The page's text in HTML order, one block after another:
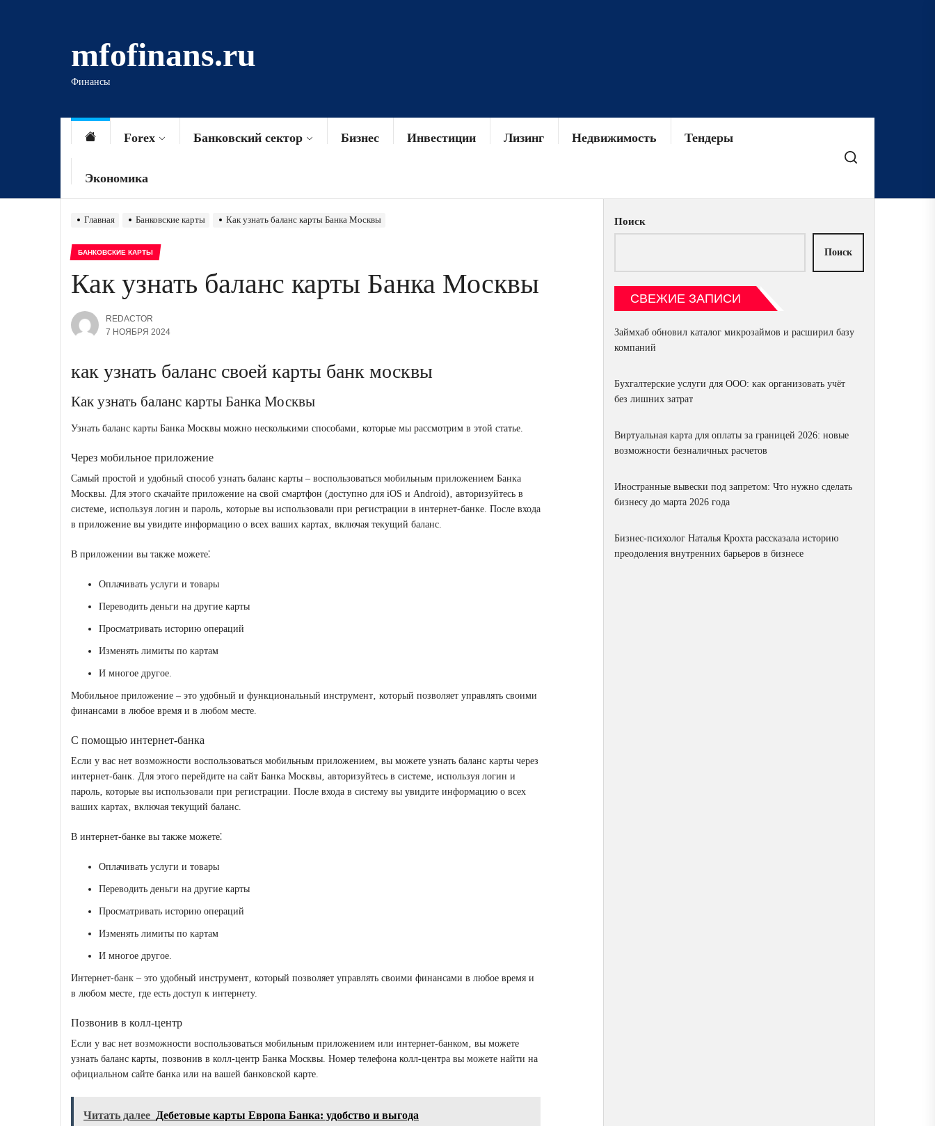
mfofinans.ru
Финансы
Forex Банковский сектор Бизнес Инвестиции Лизинг Недвижимость Тендеры
Экономика
Главная Банковские карты Как узнать баланс карты Банка Москвы
БАНКОВСКИЕ КАРТЫ
Как узнать баланс карты Банка Москвы
REDACTOR
7 НОЯБРЯ 2024
как узнать баланс своей карты банк москвы
Как узнать баланс карты Банка Москвы
Узнать баланс карты Банка Москвы можно несколькими способами‚ которые мы рассмотрим в этой статье.
Через мобильное приложение
Самый простой и удобный способ узнать баланс карты – воспользоваться мобильным приложением Банка
Москвы. Для этого скачайте приложение на свой смартфон (доступно для iOS и Android)‚ авторизуйтесь в
системе‚ используя логин и пароль‚ которые вы использовали при регистрации в интернет-банке. После входа
в приложение вы увидите информацию о всех ваших картах‚ включая текущий баланс.
В приложении вы также можете⁚
Оплачивать услуги и товары
Переводить деньги на другие карты
Просматривать историю операций
Изменять лимиты по картам
И многое другое.
Мобильное приложение – это удобный и функциональный инструмент‚ который позволяет управлять своими
финансами в любое время и в любом месте.
С помощью интернет-банка
Если у вас нет возможности воспользоваться мобильным приложением‚ вы можете узнать баланс карты через
интернет-банк. Для этого перейдите на сайт Банка Москвы‚ авторизуйтесь в системе‚ используя логин и
пароль‚ которые вы использовали при регистрации. После входа в систему вы увидите информацию о всех
ваших картах‚ включая текущий баланс.
В интернет-банке вы также можете⁚
Оплачивать услуги и товары
Переводить деньги на другие карты
Просматривать историю операций
Изменять лимиты по картам
И многое другое.
Интернет-банк – это удобный инструмент‚ который позволяет управлять своими финансами в любое время и
в любом месте‚ где есть доступ к интернету.
Позвонив в колл-центр
Если у вас нет возможности воспользоваться мобильным приложением или интернет-банком‚ вы можете
узнать баланс карты‚ позвонив в колл-центр Банка Москвы. Номер телефона колл-центра вы можете найти на
официальном сайте банка или на вашей банковской карте.
Читать далее Дебетовые карты Европа Банка: удобство и выгода
Поиск
Поиск
СВЕЖИЕ ЗАПИСИ
Займхаб обновил каталог микрозаймов и расширил базу
компаний
Бухгалтерские услуги для ООО: как организовать учёт
без лишних затрат
Виртуальная карта для оплаты за границей 2026: новые
возможности безналичных расчетов
Иностранные вывески под запретом: Что нужно сделать
бизнесу до марта 2026 года
Бизнес-психолог Наталья Крохта рассказала историю
преодоления внутренних барьеров в бизнесе